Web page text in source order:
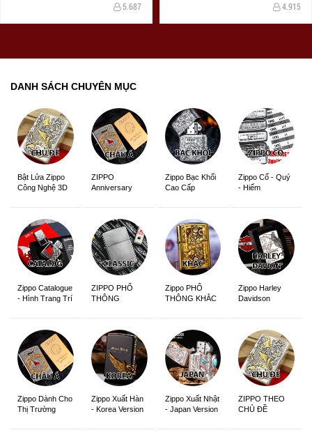
5.687 4.915
DANH SÁCH CHUYÊN MỤC
Bật Lửa Zippo
Công Nghệ 3D
ZIPPO
Anniversary
Zippo Bạc Khối
Cao Cấp
Zippo Cổ - Quý
- Hiếm
Zippo Catalogue
- Hình Trang Trí
ZIPPO PHỔ
THÔNG
Zippo PHỔ
THÔNG KHẮC
Zippo Harley
Davidson
Zippo Dành Cho
Thị Trường
Zippo Xuất Hàn
- Korea Version
Zippo Xuất Nhật
- Japan Version
ZIPPO THEO
CHỦ ĐỀ